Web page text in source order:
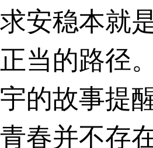
求安稳本就
正当的路径
宇的故事提
青春并不存